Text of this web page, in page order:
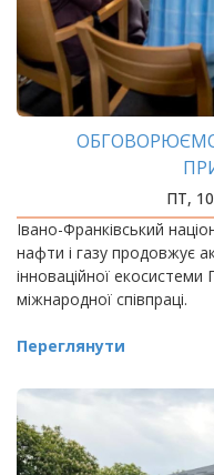
ПТ,
Івано-Франківський
нафти і газу продовжує
інноваційної
міжнародної співпраці.
Переглянути